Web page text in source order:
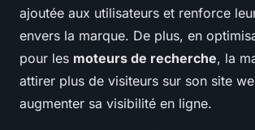
ajoutée aux utilisateurs et renforce
envers la marque. De plus, en
pour les moteurs de recherche, la
attirer plus de visiteurs sur son site
augmenter sa visibilité en ligne.